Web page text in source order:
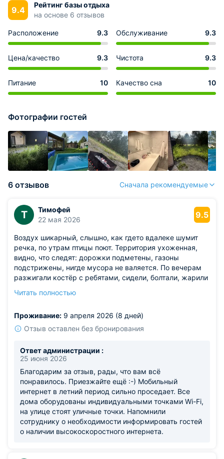
9.4
Рейтинг базы отдыха
на основе 6 отзывов
Расположение 9.3 Обслуживание 9.3
Цена/качество 9.3 Чистота 9.3
Питание 10 Качество сна 10
Фотографии гостей
6 отзывов Сначала рекомендуемые
Т
Тимофей
22 мая 2026
9.5
Воздух шикарный, слышно, как гдето вдалеке шумит
речка, по утрам птицы поют. Территория ухоженная,
видно, что следят: дорожки подметены, газоны
подстрижены, нигде мусора не валяется. По вечерам
разжигали костёр с ребятами, сидели, болтали, жарили
Из недостатков: интернет ловит местами, в моём
планирует постоянно быть онлайн, это может стать
проблемой.
Читать полностью
Проживание: 9 апреля 2026 (8 дней)
Отзыв оставлен без бронирования
Ответ администрации :
25 июня 2026
Благодарим за отзыв, рады, что вам всё
понравилось. Приезжайте ещё :-) Мобильный
интернет в летний период сильно проседает. Все
дома оборудованы индивидуальными точками Wi-Fi,
на улице стоят уличные точки. Напомнили
сотруднику о необходимости информировать гостей
о наличии высокоскоростного интернета.